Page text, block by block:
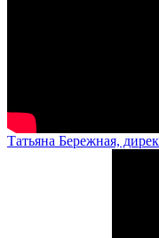
Татьяна Бережная,